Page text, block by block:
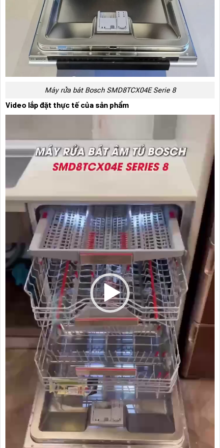
Máy rửa bát Bosch SMD8TCX04E Serie 8
Video lắp đặt thực tế của sản phẩm